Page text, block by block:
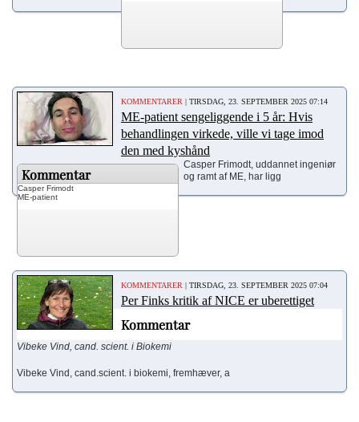
KOMMENTARER | TIRSDAG, 23. SEPTEMBER 2025 07:14
ME-patient sengeliggende i 5 år: Hvis
behandlingen virkede, ville vi tage imod
den med kyshånd
Kommentar
Casper Frimodt
ME-patient
Casper Frimodt, uddannet ingeniør
og ramt af ME, har ligg
KOMMENTARER | TIRSDAG, 23. SEPTEMBER 2025 07:04
Per Finks kritik af NICE er uberettiget
Kommentar
Vibeke Vind, cand. scient. i Biokemi
Vibeke Vind, cand.scient. i biokemi, fremhæver, a